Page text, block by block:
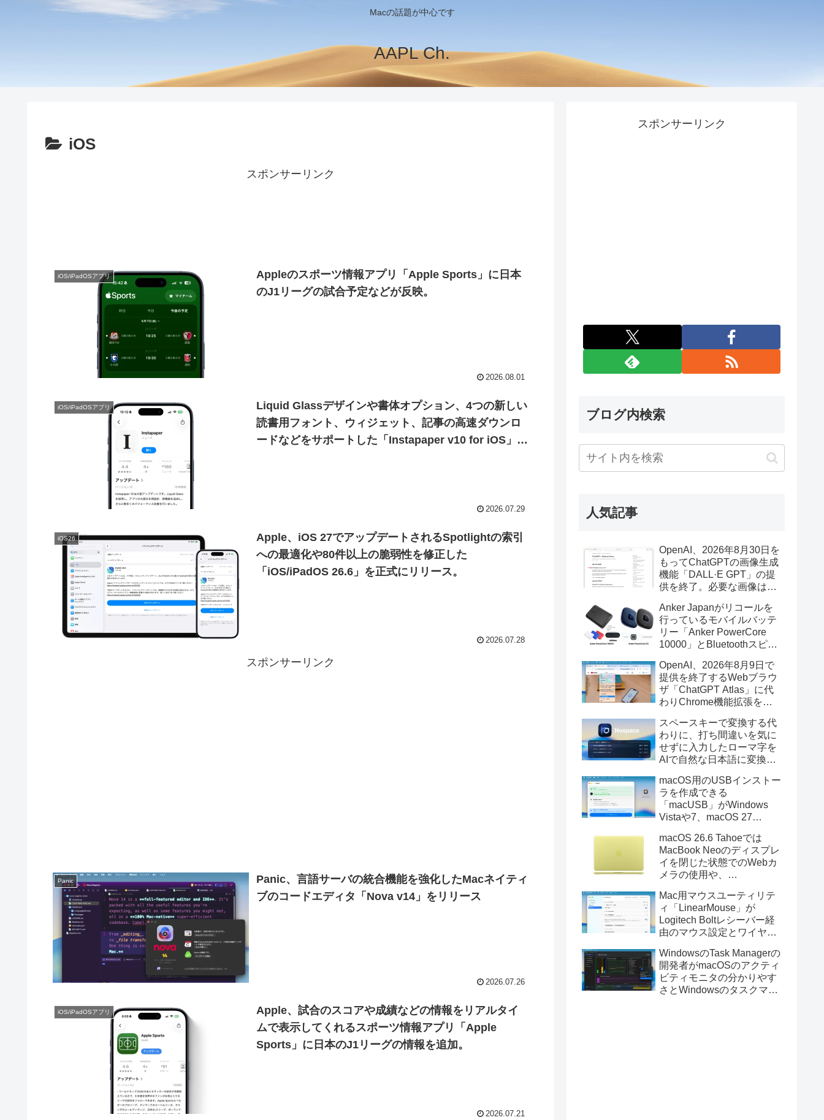
Macの話題が中心です
AAPL Ch.
iOS
スポンサーリンク
iOS/iPadOSアプリ
Appleのスポーツ情報アプリ「Apple Sports」に日本
のJ1リーグの試合予定などが反映。
2026.08.01
iOS/iPadOSアプリ
Liquid Glassデザインや書体オプション、4つの新しい
読書用フォント、ウィジェット、記事の高速ダウンロ
ードなどをサポートした「Instapaper v10 for iOS」が
2026.07.29
iOS26
Apple、iOS 27でアップデートされるSpotlightの索引
への最適化や80件以上の脆弱性を修正した
「iOS/iPadOS 26.6」を正式にリリース。
2026.07.28
スポンサーリンク
Panic
Panic、言語サーバの統合機能を強化したMacネイティ
ブのコードエディタ「Nova v14」をリリース
2026.07.26
iOS/iPadOSアプリ
Apple、試合のスコアや成績などの情報をリアルタイ
ムで表示してくれるスポーツ情報アプリ「Apple
Sports」に日本のJ1リーグの情報を追加。
2026.07.21
スポンサーリンク
ブログ内検索
人気記事
OpenAI、2026年8月30日を
もってChatGPTの画像生成
機能「DALL·E GPT」の提
供を終了。必要な画像は期
Anker Japanがリコールを
行っているモバイルバッテ
リー「Anker PowerCore
10000」とBluetoothスピー
辺を焼損する火災が6月に3
件発生していたそうなので
注意を。
OpenAI、2026年8月9日で
提供を終了するWebブラウ
ザ「ChatGPT Atlas」に代
わりChrome機能拡張をア
画の質問やAsk ChatGPT機
能を追加。
スペースキーで変換する代
わりに、打ち間違いを気に
せずに入力したローマ字を
AIで自然な日本語に変換し
力アプリ「Nospace」がリ
リース。
macOS用のUSBインストー
ラを作成できる
「macUSB」がWindows
Vistaや7、macOS 27
トーラの作成に対応。
macOS 26.6 Tahoeでは
MacBook Neoのディスプレ
イを閉じた状態でのWebカ
メラの使用や、
利用しMacBook Neoを復元
する際の安定性が向上。
Mac用マウスユーティリテ
ィ「LinearMouse」が
Logitech Boltレシーバー経
由のマウス設定とワイヤレ
ックボールに対応。
WindowsのTask Managerの
開発者がmacOSのアクティ
ビティモニタの分かりやす
さとWindowsのタスクマネ